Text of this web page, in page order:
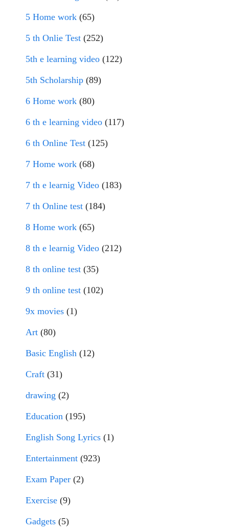
5 Home work (65)
5 th Onlie Test (252)
5th e learning video (122)
5th Scholarship (89)
6 Home work (80)
6 th e learning video (117)
6 th Online Test (125)
7 Home work (68)
7 th e learnig Video (183)
7 th Online test (184)
8 Home work (65)
8 th e learnig Video (212)
8 th online test (35)
9 th online test (102)
9x movies (1)
Art (80)
Basic English (12)
Craft (31)
drawing (2)
Education (195)
English Song Lyrics (1)
Entertainment (923)
Exam Paper (2)
Exercise (9)
Gadgets (5)